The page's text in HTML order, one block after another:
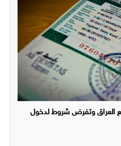
مع العراق وتفرض شروط لدخول